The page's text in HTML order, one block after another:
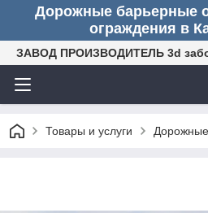
Дорожные барьерные
ограждения в
ЗАВОД ПРОИЗВОДИТЕЛЬ 3d
Товары и услуги